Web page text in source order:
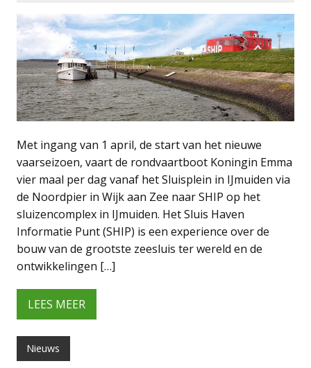
Met ingang van 1 april, de start van het nieuwe
vaarseizoen, vaart de rondvaartboot Koningin Emma
vier maal per dag vanaf het Sluisplein in IJmuiden via
de Noordpier in Wijk aan Zee naar SHIP op het
sluizencomplex in IJmuiden. Het Sluis Haven
Informatie Punt (SHIP) is een experience over de
bouw van de grootste zeesluis ter wereld en de
ontwikkelingen […]
LEES MEER
Nieuws